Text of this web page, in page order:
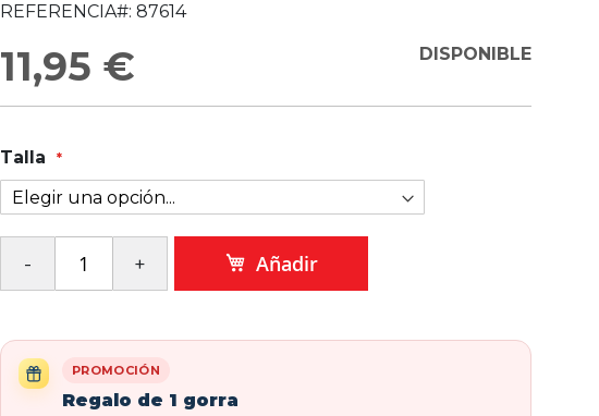
REFERENCIA#: 87614
11,95 € DISPONIBLE
Talla
Añadir
PROMOCIÓN
Regalo de 1 gorra